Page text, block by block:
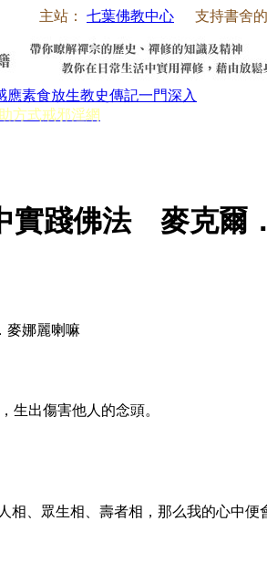
主站： 七葉佛教中心 支持書舍的
應素食放生教史傳記一門深入
方式戒邪淫網
實踐佛法 麥克爾
麥娜麗喇嘛
出傷害他人的念頭。
、眾生相、壽者相，那么我的心中便